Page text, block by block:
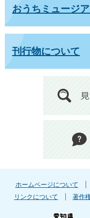
おうちミュージ
刊行物について
ホームページについて
リンクについて
著作